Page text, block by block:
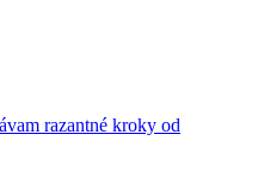
razantné kroky od